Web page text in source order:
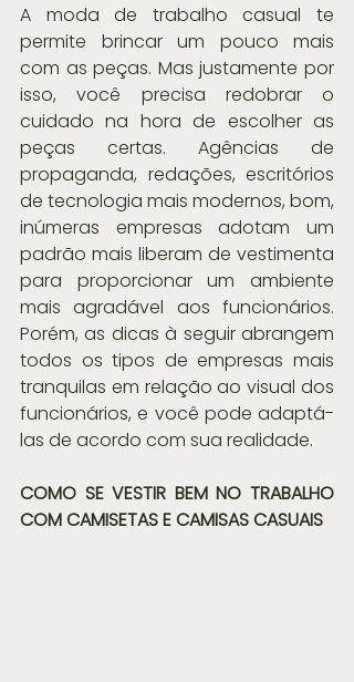
A moda de trabalho casual te
permite brincar um pouco mais
com as peças. Mas justamente por
isso, você precisa redobrar o
cuidado na hora de escolher as
peças certas. Agências de
propaganda, redações, escritórios
de tecnologia mais modernos, bom,
inúmeras empresas adotam um
padrão mais liberam de vestimenta
para proporcionar um ambiente
mais agradável aos funcionários.
Porém, as dicas à seguir abrangem
todos os tipos de empresas mais
tranquilas em relação ao visual dos
funcionários, e você pode adaptá-
las de acordo com sua realidade.
COMO SE VESTIR BEM NO TRABALHO
COM CAMISETAS E CAMISAS CASUAIS